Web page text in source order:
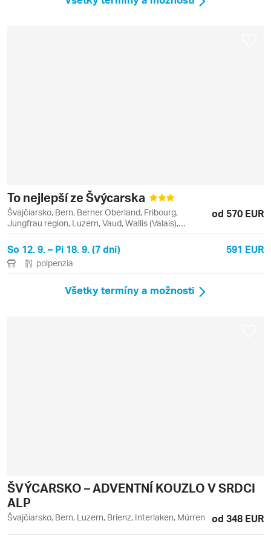
To nejlepší ze Švýcarska
Švajčiarsko, Bern, Berner Oberland, Fribourg,
Jungfrau region, Luzern, Vaud, Wallis (Valais),
Zermatt, Ženeva, Grindelwald, Gruyéres, Interlaken,
Lausanne, Lauterbrunnen, Leysin, Montreux, Täsch
od 570 EUR
So 12. 9. – Pi 18. 9. (7 dní) 591 EUR
polpenzia
Všetky termíny a možnosti
ŠVÝCARSKO – ADVENTNÍ KOUZLO V SRDCI
ALP
Švajčiarsko, Bern, Luzern, Brienz, Interlaken, Mürren od 348 EUR